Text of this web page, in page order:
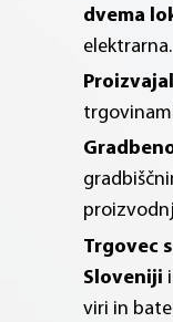
dvema
elektrarna.
Trgovec
Sloveniji
viri in